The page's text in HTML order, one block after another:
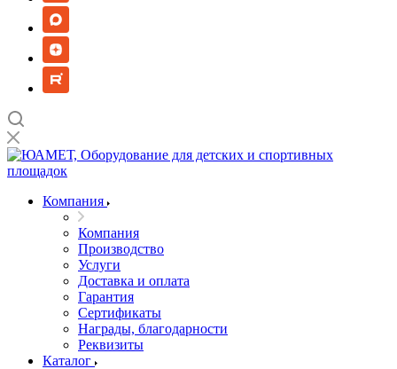
Компания
Компания
Производство
Услуги
Доставка и оплата
Гарантия
Сертификаты
Награды, благодарности
Реквизиты
Каталог